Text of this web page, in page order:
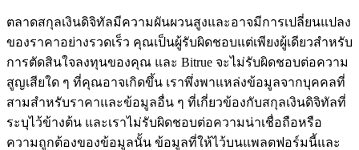
เป็นเทรดเดอร์คัดลอก
เพลิดเพลินกับการแบ่งปันผลกำไรและค่าคอมมิชชั่นการคัด
ลอกการซื้อขาย
ตลาดสกุลเงินดิจิทัลมีความผันผวนสูงและอาจมีการเปลี่ยนแปลง
ของราคาอย่างรวดเร็ว คุณเป็นผู้รับผิดชอบแต่เพียงผู้เดียวสำหรับ
การตัดสินใจลงทุนของคุณ และ Bitrue จะไม่รับผิดชอบต่อความ
สูญเสียใด ๆ ที่คุณอาจเกิดขึ้น เราพึ่งพาแหล่งข้อมูลจากบุคคลที่
สามสำหรับราคาและข้อมูลอื่น ๆ ที่เกี่ยวข้องกับสกุลเงินดิจิทัลที่
ระบุไว้ข้างต้น และเราไม่รับผิดชอบต่อความน่าเชื่อถือหรือ
ความถูกต้องของข้อมูลนั้น ข้อมูลที่ให้ไว้บนแพลตฟอร์มนี้และ